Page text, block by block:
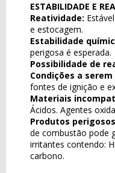
ESTABILIDADE E
Reatividade:
e estocagem.
Estabilidade
perigosa é esperada.
Possibilidade de
Condições a
fontes de ignição e
Materiais
Ácidos. Agentes
Produtos
de combustão pode
irritantes contendo:
carbono.